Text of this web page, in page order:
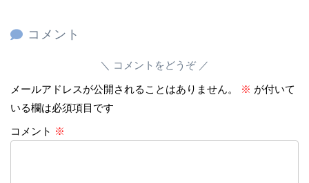
コメント
コメントをどうぞ
メールアドレスが公開されることはありません。 ※ が付いて
いる欄は必須項目です
コメント ※